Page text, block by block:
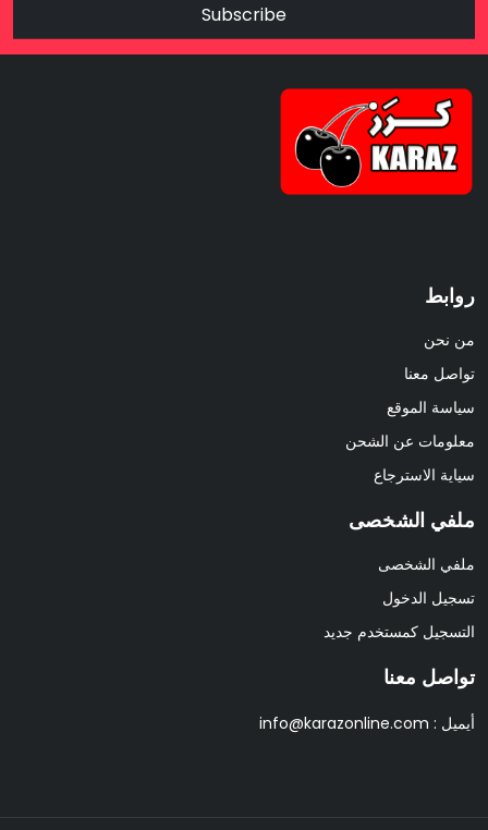
Subscribe
روابط
من نحن
تواصل معنا
سياسة الموقع
معلومات عن الشحن
سياية الاسترجاع
ملفي الشخصى
ملفي الشخصى
تسجيل الدخول
التسجيل كمستخدم جديد
تواصل معنا
أيميل : info@karazonline.com